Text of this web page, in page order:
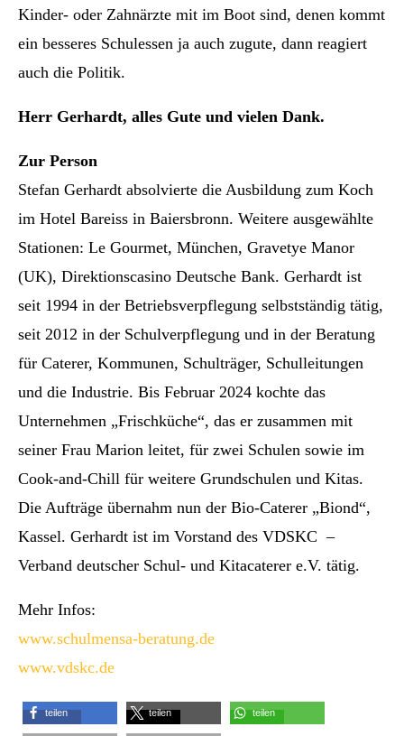
Kinder- oder Zahnärzte mit im Boot sind, denen kommt
ein besseres Schulessen ja auch zugute, dann reagiert
auch die Politik.
Herr Gerhardt, alles Gute und vielen Dank.
Zur Person
Stefan Gerhardt absolvierte die Ausbildung zum Koch
im Hotel Bareiss in Baiersbronn. Weitere ausgewählte
Stationen: Le Gourmet, München, Gravetye Manor
(UK), Direktionscasino Deutsche Bank. Gerhardt ist
seit 1994 in der Betriebsverpflegung selbstständig tätig,
seit 2012 in der Schulverpflegung und in der Beratung
für Caterer, Kommunen, Schulträger, Schulleitungen
und die Industrie. Bis Februar 2024 kochte das
Unternehmen „Frischküche“, das er zusammen mit
seiner Frau Marion leitet, für zwei Schulen sowie im
Cook-and-Chill für weitere Grundschulen und Kitas.
Die Aufträge übernahm nun der Bio-Caterer „Biond“,
Kassel. Gerhardt ist im Vorstand des VDSKC –
Verband deutscher Schul- und Kitacaterer e.V. tätig.
Mehr Infos:
www.schulmensa-beratung.de
www.vdskc.de
teilen teilen teilen